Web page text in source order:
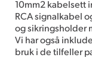
10mm2 kabelsett
RCA signalkabel
og sikringsholder
Vi har også
bruk i de tilfeller